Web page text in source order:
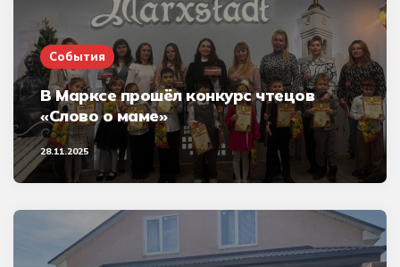
События
В Марксе прошёл конкурс чтецов
«Слово о маме»
28.11.2025